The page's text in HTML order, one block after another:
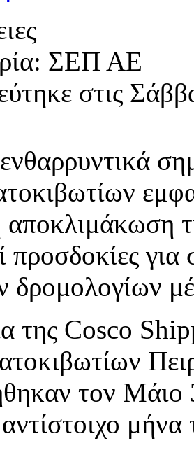
ΣΕΠ ΑΕ
στις
προσδοκίες
δρομολογίων
της Cosco
τον